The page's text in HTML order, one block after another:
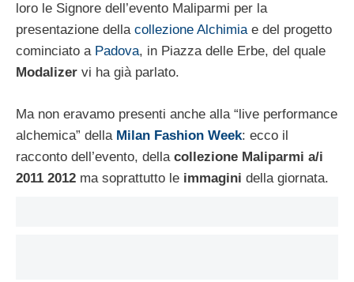
loro le Signore dell’evento Maliparmi per la
presentazione della collezione Alchimiae del progetto
cominciato a Padova, in Piazza delle Erbe, del quale
Modalizer vi ha già parlato.
Ma non eravamo presenti anche alla “live performance
alchemica” della Milan Fashion Week: ecco il
racconto dell’evento, dellacollezione Maliparmi a/i
2011 2012 ma soprattutto le immagini della giornata.